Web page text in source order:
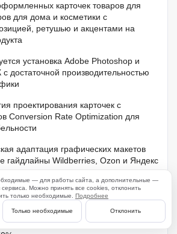
карточек товаров для
для дома и косметики с
ретушью и акцентами на
установка Adobe Photoshop и
достаточной производительностью
проектирования карточек с
Conversion Rate Optimization для
адаптация графических макетов
гайдлайны Wildberries, Ozon и Яндекс
в записи
в неделю
— для работы сайта, а дополнительные —
Можно принять все cookies, отклонить
только необходимые. Подробнее
Только необходимые Отклонить